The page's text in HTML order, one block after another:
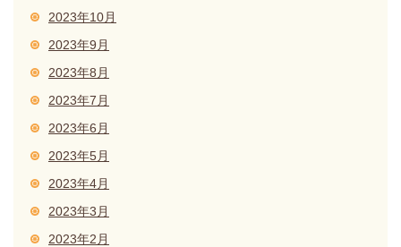
2023年10月
2023年9月
2023年8月
2023年7月
2023年6月
2023年5月
2023年4月
2023年3月
2023年2月